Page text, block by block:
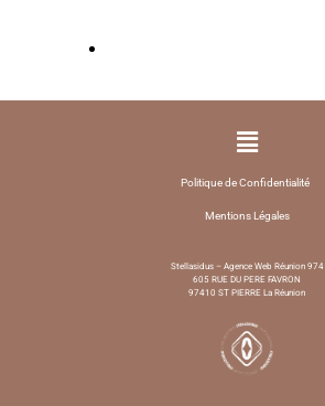
Politique de Confidentialité
Mentions Légales
Stellasidus – Agence Web Réunion 974
605 RUE DU PERE FAVRON
97410 ST PIERRE La Réunion